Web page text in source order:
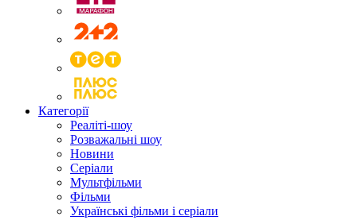
Категорії
Реаліті-шоу
Розважальні шоу
Новини
Серіали
Мультфільми
Фільми
Українські фільми і серіали